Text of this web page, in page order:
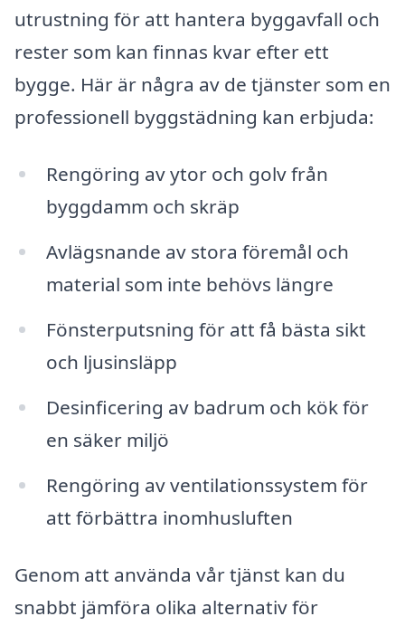
utrustning för att hantera byggavfall och
rester som kan finnas kvar efter ett
bygge. Här är några av de tjänster som en
professionell byggstädning kan erbjuda:
Rengöring av ytor och golv från
byggdamm och skräp
Avlägsnande av stora föremål och
material som inte behövs längre
Fönsterputsning för att få bästa sikt
och ljusinsläpp
Desinficering av badrum och kök för
en säker miljö
Rengöring av ventilationssystem för
att förbättra inomhusluften
Genom att använda vår tjänst kan du
snabbt jämföra olika alternativ för